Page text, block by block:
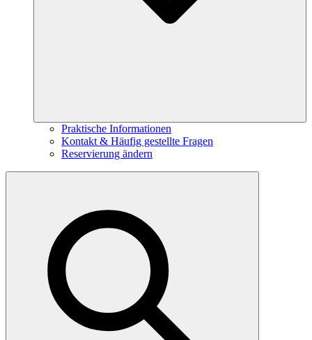
Praktische Informationen
Kontakt & Häufig gestellte Fragen
Reservierung ändern